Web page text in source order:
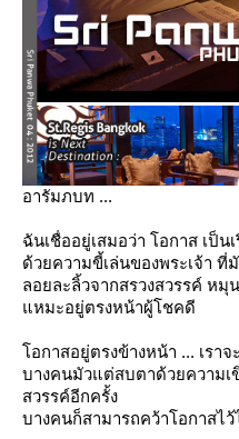
อารัมภบท ...
ฉันเชื่ออยู่เสมอว่า โอกาส เป็น
ด้วยความขี้เล่นของพระเจ้า ที่
ลอยละลิ้วจากสรวงสวรรค์ หมุ
หมะอยู่ตรงหน้าผู้โชคดี
อกาสอยู่ตรงข้างหน้า ... เราจ
บางคนมัวแต่สบตาด้วยความเ
สวรรค์อีกครั้ง
บางคนก็สามารถคว้าโอกาสไว้